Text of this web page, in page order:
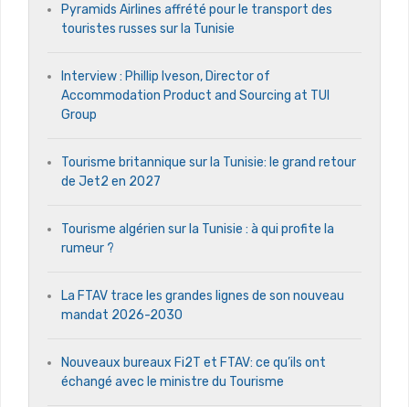
Pyramids Airlines affrété pour le transport des
touristes russes sur la Tunisie
Interview : Phillip Iveson, Director of
Accommodation Product and Sourcing at TUI
Group
Tourisme britannique sur la Tunisie: le grand retour
de Jet2 en 2027
Tourisme algérien sur la Tunisie : à qui profite la
rumeur ?
La FTAV trace les grandes lignes de son nouveau
mandat 2026-2030
Nouveaux bureaux Fi2T et FTAV: ce qu’ils ont
échangé avec le ministre du Tourisme